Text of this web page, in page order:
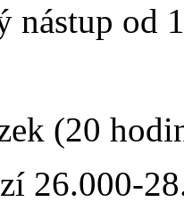
nástup od
(20
26.000-